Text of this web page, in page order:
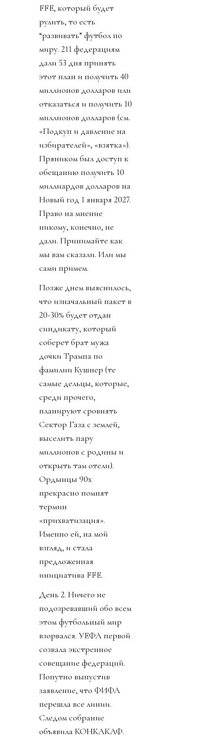
FFE, который будет
рулить, то есть
“развивать” футбол по
миру. 211 федерациям
дали 53 дня принять
этот план и получить 40
миллионов долларов или
отказаться и получить 10
миллионов долларов (см.
«Подкуп и давление на
избирателей», «взятка»).
Пряником был доступ к
обещанию получить 10
миллиардов долларов на
Новый год 1 января 2027.
Право на мнение
никому, конечно, не
дали. Принимайте как
мы вам сказали. Или мы
сами примем.
Позже днем выяснилось,
что изначальный пакет в
20-30% будет отдан
синдикату, который
соберет брат мужа
дочки Трампа по
фамилии Кушнер (те
самые дельцы, которые,
среди прочего,
планируют сровнять
Сектор Газа с землей,
выселить пару
миллионов с родины и
открыть там отели).
Ордынцы 90х
прекрасно помнят
термин
«прихватизация».
Именно ей, на мой
взгляд, и стала
предложенная
инициатива FFE.
День 2. Ничего не
подозревавший обо всем
этом футбольный мир
взорвался. УЕФА первой
созвала экстренное
совещание федераций.
Попутно выпустив
заявление, что ФИФА
перешла все линии.
Следом собрание
объявила КОНКАКАФ.